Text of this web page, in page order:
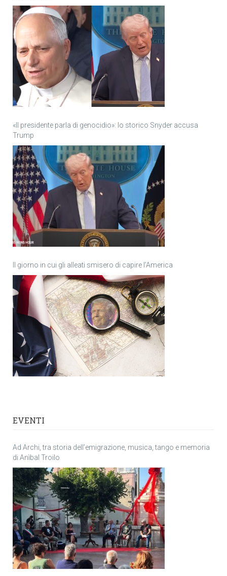
«Il presidente parla di genocidio»: lo storico Snyder accusa
Trump
Il giorno in cui gli alleati smisero di capire l’America
EVENTI
Ad Archi, tra storia dell’emigrazione, musica, tango e memoria
di Anìbal Troilo